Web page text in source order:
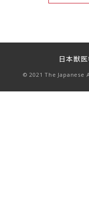
日本獣
© 2021 The